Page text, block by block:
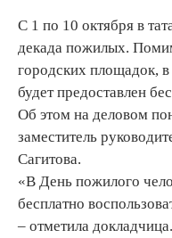
С 1 по 10 октября в
декада пожилых.
городских площадок,
будет предоставлен
Об этом на деловом
заместитель
Сагитова.
«В День пожилого
бесплатно
– отметила докладчица.